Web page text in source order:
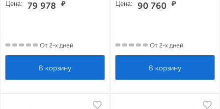
Цена: 79 978 ₽
От 2-х дней
Цена: 90 760 ₽
От 2-х дней